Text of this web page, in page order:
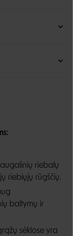
riebalų
riebiųjų rūgščių.
baltymų ir
sėklose yra